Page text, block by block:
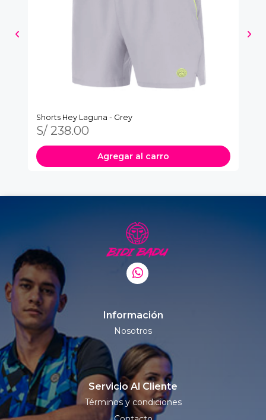
Shorts Hey Laguna - Grey
S/ 238.00
Agregar al carro
Información
Nosotros
Servicio Al Cliente
Términos y condiciones